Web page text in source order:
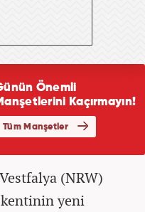
(NRW)
kentinin yeni